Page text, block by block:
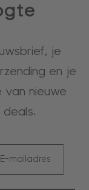
je
en je
nieuwe